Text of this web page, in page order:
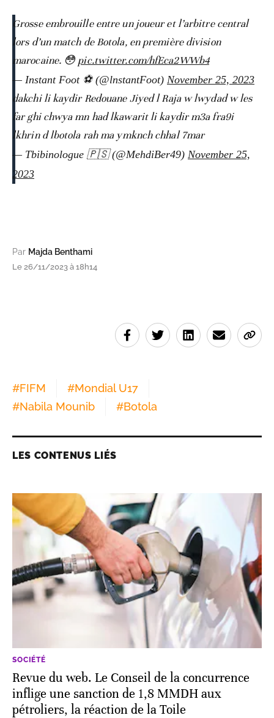
Grosse embrouille entre un joueur et l’arbitre central
lors d’un match de Botola, en première division
marocaine. 😳pic.twitter.com/hfEca2WWb4
— Instant Foot ⚽️ (@lnstantFoot) November 25, 2023
dakchi li kaydir Redouane Jiyed l Raja w lwydad w les
far ghi chwya mn had lkawarit li kaydir m3a fra9i
lkhrin d lbotola rah ma ymknch chhal 7mar
— Tbibinologue 🇵🇸 (@MehdiBer49) November 25,
2023
Par Majda Benthami
Le 26/11/2023 à 18h14
#FIFM #Mondial U17
#Nabila Mounib #Botola
LES CONTENUS LIÉS
SOCIÉTÉ
Revue du web. Le Conseil de la concurrence
inflige une sanction de 1,8 MMDH aux
pétroliers, la réaction de la Toile